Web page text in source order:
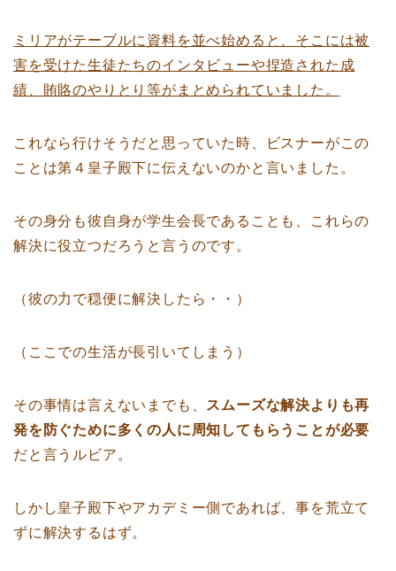
ミリアがテーブルに資料を並べ始めると、そこには被
害を受けた生徒たちのインタビューや捏造された成
績、賄賂のやりとり等がまとめられていました。
これなら行けそうだと思っていた時、ビスナーがこの
ことは第４皇子殿下に伝えないのかと言いました。
その身分も彼自身が学生会長であることも、これらの
解決に役立つだろうと言うのです。
（彼の力で穏便に解決したら・・）
（ここでの生活が長引いてしまう）
その事情は言えないまでも、 スムーズな解決よりも再
発を防ぐために多くの人に周知してもらうことが必要
だと言うルビア。
しかし皇子殿下やアカデミー側であれば、事を荒立て
ずに解決するはず。